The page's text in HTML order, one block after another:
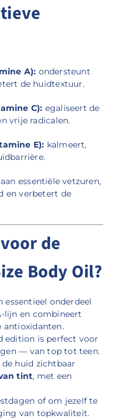
A): ondersteunt
de huidtextuur.
C): egaliseert de
vrije radicalen.
E): kalmeert,
essentiële vetzuren,
en verbetert de
de
Body Oil?
essentieel onderdeel
lijn en combineert
antioxidanten.
edition is perfect voor
— van top tot teen.
huid zichtbaar
tint, met een
of om jezelf te
van topkwaliteit.